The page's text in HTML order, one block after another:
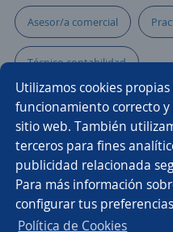
Utilizamos cookies
funcionamiento correcto
sitio web. También
terceros para fines
publicidad relacionada
Para más información
configurar tus
Política de Cookies
Asesor/a comercial
Técnico contabilidad
Practicante en el área de
Analista de datos
Pasante administrativo
Practicante del área jurídica
Buscar es
CT App